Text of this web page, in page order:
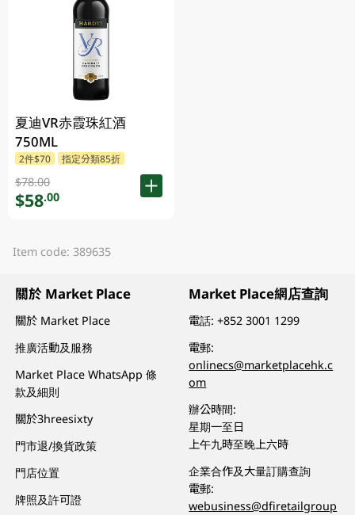
夏迪VR赤霞珠紅酒
750ML
2件$70 指定分類85折
$78.00
$58.00
Item code: 389635
關於 Market Place
關於 Market Place
推廣活動及服務
Market Place WhatsApp 條
款及細則
關於3hreesixty
門市退/換貨政策
門店位置
牌照及許可證
Market Place網店查詢
電話:+852 3001 1299
電郵:
onlinecs@marketplacehk.c
om
辦公時間:
星期一至日
上午九時至晚上六時
企業合作及大量訂購查詢
電郵:
webusiness@dfiretailgroup